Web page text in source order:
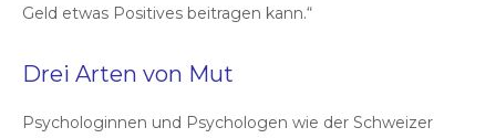
Geld etwas Positives beitragen kann.“
Drei Arten von Mut
Psychologinnen und Psychologen wie der Schweizer